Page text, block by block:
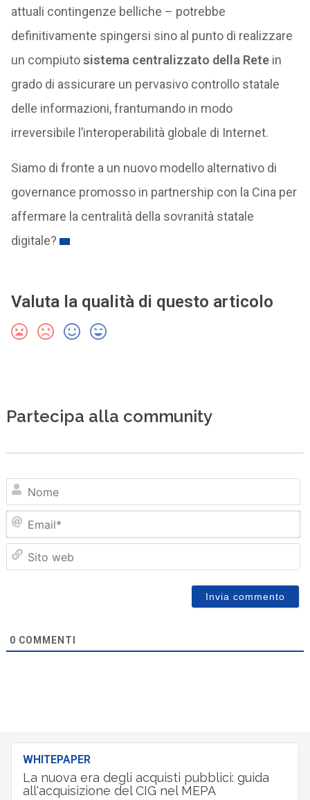
attuali contingenze belliche – potrebbe
definitivamente spingersi sino al punto di realizzare
un compiutosistema centralizzato della Retein
grado di assicurare un pervasivo controllo statale
delle informazioni, frantumando in modo
irreversibile l’interoperabilità globale di Internet.
Siamo di fronte a un nuovo modello alternativo di
governance promosso in partnership con la Cina per
affermare la centralità della sovranità statale
digitale?
Valuta la qualità di questo articolo
Partecipa alla community
0 COMMENTI
WHITEPAPER
La nuova era degli acquisti pubblici: guida
all'acquisizione del CIG nel MEPA